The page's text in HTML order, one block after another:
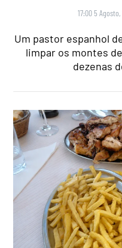
17:00 5
Um pastor espanhol
limpar os montes
dezenas